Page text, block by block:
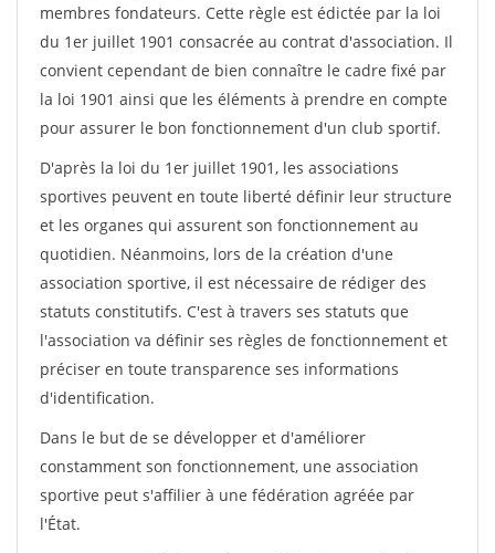
membres fondateurs. Cette règle est édictée par la loi
du 1er juillet 1901 consacrée au contrat d'association. Il
convient cependant de bien connaître le cadre fixé par
la loi 1901 ainsi que les éléments à prendre en compte
pour assurer le bon fonctionnement d'un club sportif.
D'après la loi du 1er juillet 1901, les associations
sportives peuvent en toute liberté définir leur structure
et les organes qui assurent son fonctionnement au
quotidien. Néanmoins, lors de la création d'une
association sportive, il est nécessaire de rédiger des
statuts constitutifs. C'est à travers ses statuts que
l'association va définir ses règles de fonctionnement et
préciser en toute transparence ses informations
d'identification.
Dans le but de se développer et d'améliorer
constamment son fonctionnement, une association
sportive peut s'affilier à une fédération agréée par
l'État.